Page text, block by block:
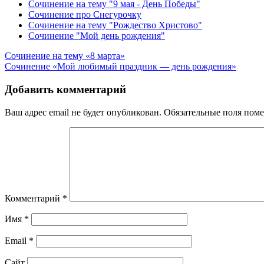
Сочинение на тему "9 мая - День Победы"
Сочинение про Снегурочку
Сочинение на тему "Рождество Христово"
Сочинение "Мой день рождения"
Навигация
по
записям
Сочинение на тему «8 марта»
Сочинение «Мой любимый праздник — день рождения»
Добавить комментарий
Ваш адрес email не будет опубликован. Обязательные поля
Комментарий *
Имя *
Email *